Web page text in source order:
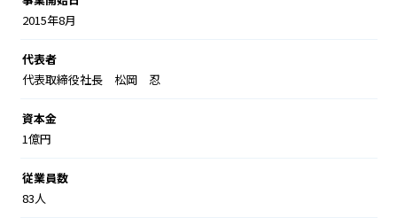
2015年8月
代表者
代表取締役社長 松岡 忍
資本金
1億円
従業員数
83人